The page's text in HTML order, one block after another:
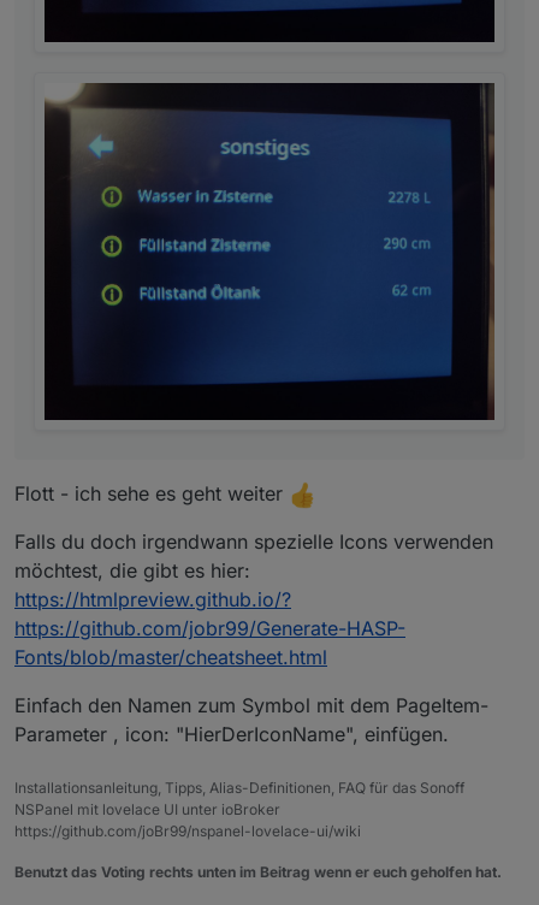
Flott - ich sehe es geht weiter
Falls du doch irgendwann spezielle Icons verwenden
möchtest, die gibt es hier:
https://htmlpreview.github.io/?
https://github.com/jobr99/Generate-HASP-
Fonts/blob/master/cheatsheet.html
Einfach den Namen zum Symbol mit dem PageItem-
Parameter , icon: "HierDerIconName", einfügen.
Installationsanleitung, Tipps, Alias-Definitionen, FAQ für das Sonoff
NSPanel mit lovelace UI unter ioBroker
https://github.com/joBr99/nspanel-lovelace-ui/wiki
Benutzt das Voting rechts unten im Beitrag wenn er euch geholfen hat.